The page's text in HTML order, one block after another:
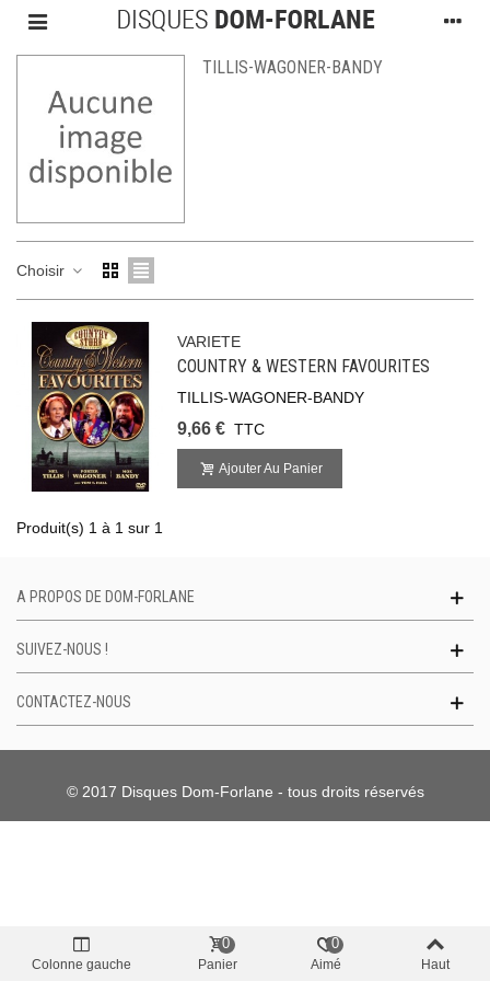
TILLIS-WAGONER-BANDY
Choisir
VARIETE
COUNTRY & WESTERN FAVOURITES
TILLIS-WAGONER-BANDY
9,66 € TTC
Ajouter Au Panier
Produit(s) 1 à 1 sur 1
A PROPOS DE DOM-FORLANE
SUIVEZ-NOUS !
CONTACTEZ-NOUS
© 2017 Disques Dom-Forlane - tous droits réservés
Colonne gauche Panier
0
Aimé
0
Haut